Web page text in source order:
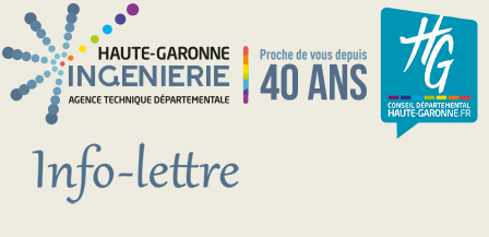
Aller au contenu principal